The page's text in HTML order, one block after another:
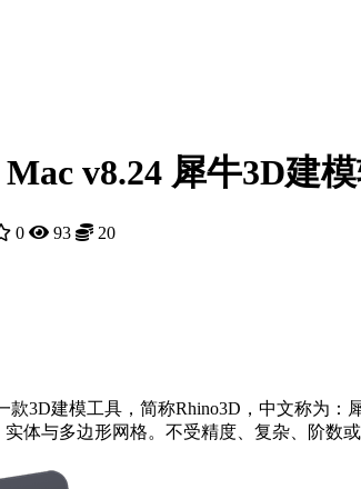
v8.24 犀牛3D建
0 93 20
款3D建模工具，简称Rhino3D，中文称为
体与多边形网格。不受精度、复杂、阶数